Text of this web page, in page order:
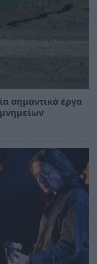
σημαντικά έργα